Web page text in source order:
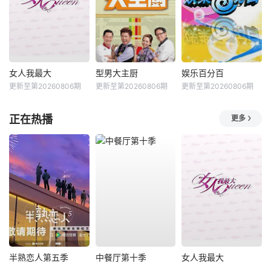
女人我最大
更新至第20260806期
型男大主厨
更新至第20260806期
娱乐百分百
更新至第20260806期
正在热播 更多
半熟恋人第五季 中餐厅第十季 女人我最大